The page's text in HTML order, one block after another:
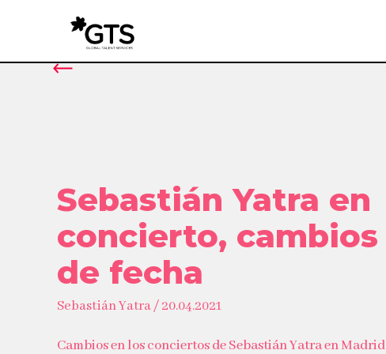
Sebastián Yatra en
concierto, cambios
de fecha
Sebastián Yatra / 20.04.2021
Cambios en los conciertos de Sebastián Yatra en Madrid